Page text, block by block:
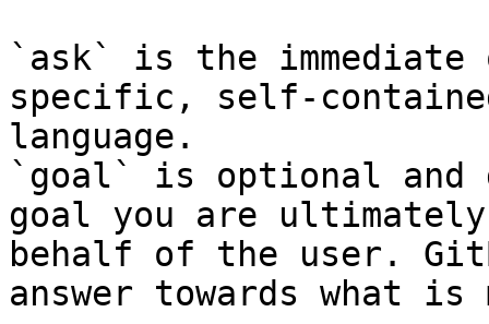
`ask` is the
specific, self-
language.
`goal` is optional and
goal you are
behalf of the user.
answer towards what